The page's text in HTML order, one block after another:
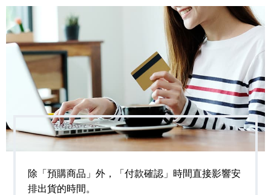
除「預購商品」外，「付款確認」時間直接影響安
排出貨的時間。